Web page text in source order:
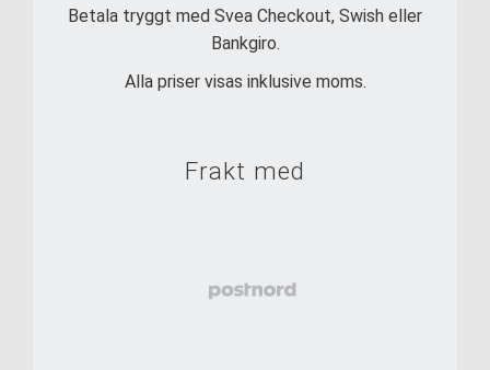
Betala tryggt med Svea Checkout, Swish eller
Bankgiro.
Alla priser visas inklusive moms.
Frakt med